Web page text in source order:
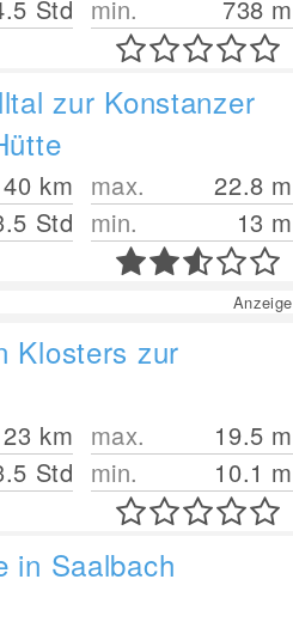
Std min.
738 m
zur Konstanzer
40 km
Std
max. 22.8 m
min.
13 m
Anzeige
Klosters zur
23 km
Std
max. 19.5 m
min.
10.1 m
in Saalbach